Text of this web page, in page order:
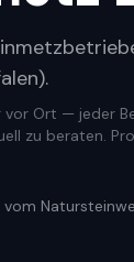
Ort — jeder
zu beraten.